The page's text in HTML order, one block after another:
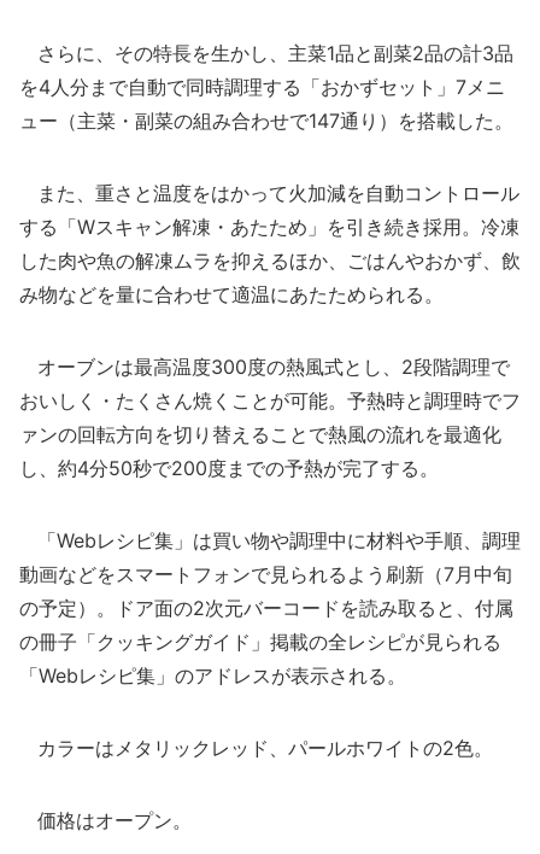
さらに、その特長を生かし、主菜1品と副菜2品の計3品
を4人分まで自動で同時調理する「おかずセット」7メニ
ュー（主菜・副菜の組み合わせで147通り）を搭載した。
また、重さと温度をはかって火加減を自動コントロール
する「Wスキャン解凍・あたため」を引き続き採用。冷凍
した肉や魚の解凍ムラを抑えるほか、ごはんやおかず、飲
み物などを量に合わせて適温にあたためられる。
オーブンは最高温度300度の熱風式とし、2段階調理で
おいしく・たくさん焼くことが可能。予熱時と調理時でフ
ァンの回転方向を切り替えることで熱風の流れを最適化
し、約4分50秒で200度までの予熱が完了する。
「Webレシピ集」は買い物や調理中に材料や手順、調理
動画などをスマートフォンで見られるよう刷新（7月中旬
の予定）。ドア面の2次元バーコードを読み取ると、付属
の冊子「クッキングガイド」掲載の全レシピが見られる
「Webレシピ集」のアドレスが表示される。
カラーはメタリックレッド、パールホワイトの2色。
価格はオープン。